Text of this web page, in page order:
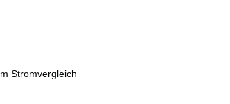
Stromvergleich